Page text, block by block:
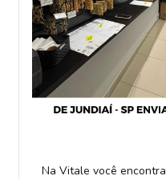
Na Vitale você encontra